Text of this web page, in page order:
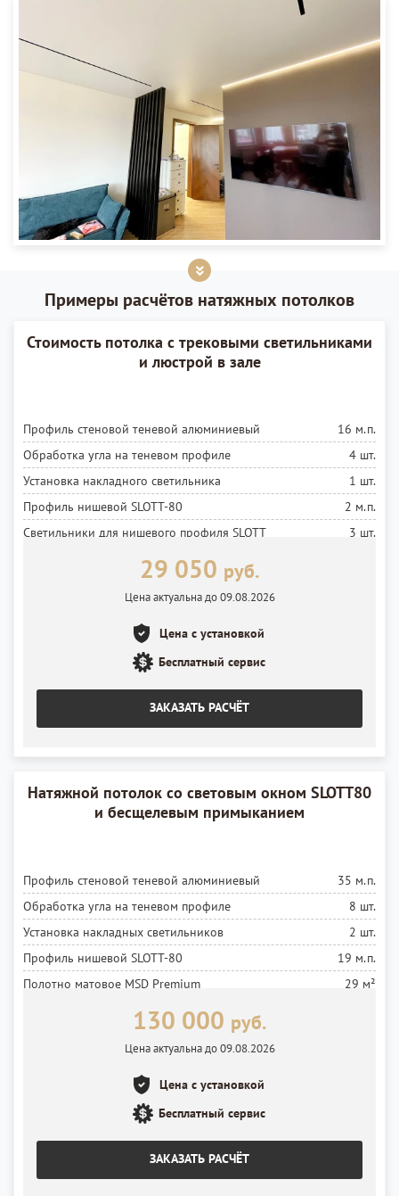
Примеры расчётов натяжных потолков
Стоимость потолка с трековыми светильниками
и люстрой в зале
Профиль стеновой теневой алюминиевый
16 м.п.
Обработка угла на теневом профиле
4 шт.
Установка накладного светильника
1 шт.
Профиль нишевой SLOTT-80
2 м.п.
Светильники для нишевого профиля SLOTT
3 шт.
Полотно матовое MSD Premium
Установка полотна
29 050 руб.
Цена актуальна до 09.08.2026
Цена с установкой
Бесплатный сервис
ЗАКАЗАТЬ РАСЧЁТ
Натяжной потолок со световым окном SLOTT80
и бесщелевым примыканием
Профиль стеновой теневой алюминиевый
35 м.п.
Обработка угла на теневом профиле
8 шт.
Установка накладных светильников
2 шт.
Профиль нишевой SLOTT-80
19 м.п.
Полотно матовое MSD Premium
29 м²
Установка блока питания
130 000 руб.
Цена актуальна до 09.08.2026
Цена с установкой
Бесплатный сервис
ЗАКАЗАТЬ РАСЧЁТ